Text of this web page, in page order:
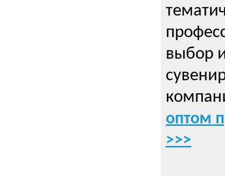
выбор
оптом
>>>